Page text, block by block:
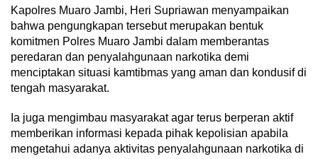
‎Kapolres Muaro Jambi, Heri Supriawan menyampaikan
bahwa pengungkapan tersebut merupakan bentuk
komitmen Polres Muaro Jambi dalam memberantas
peredaran dan penyalahgunaan narkotika demi
menciptakan situasi kamtibmas yang aman dan kondusif di
tengah masyarakat.
‎Ia juga mengimbau masyarakat agar terus berperan aktif
memberikan informasi kepada pihak kepolisian apabila
mengetahui adanya aktivitas penyalahgunaan narkotika di